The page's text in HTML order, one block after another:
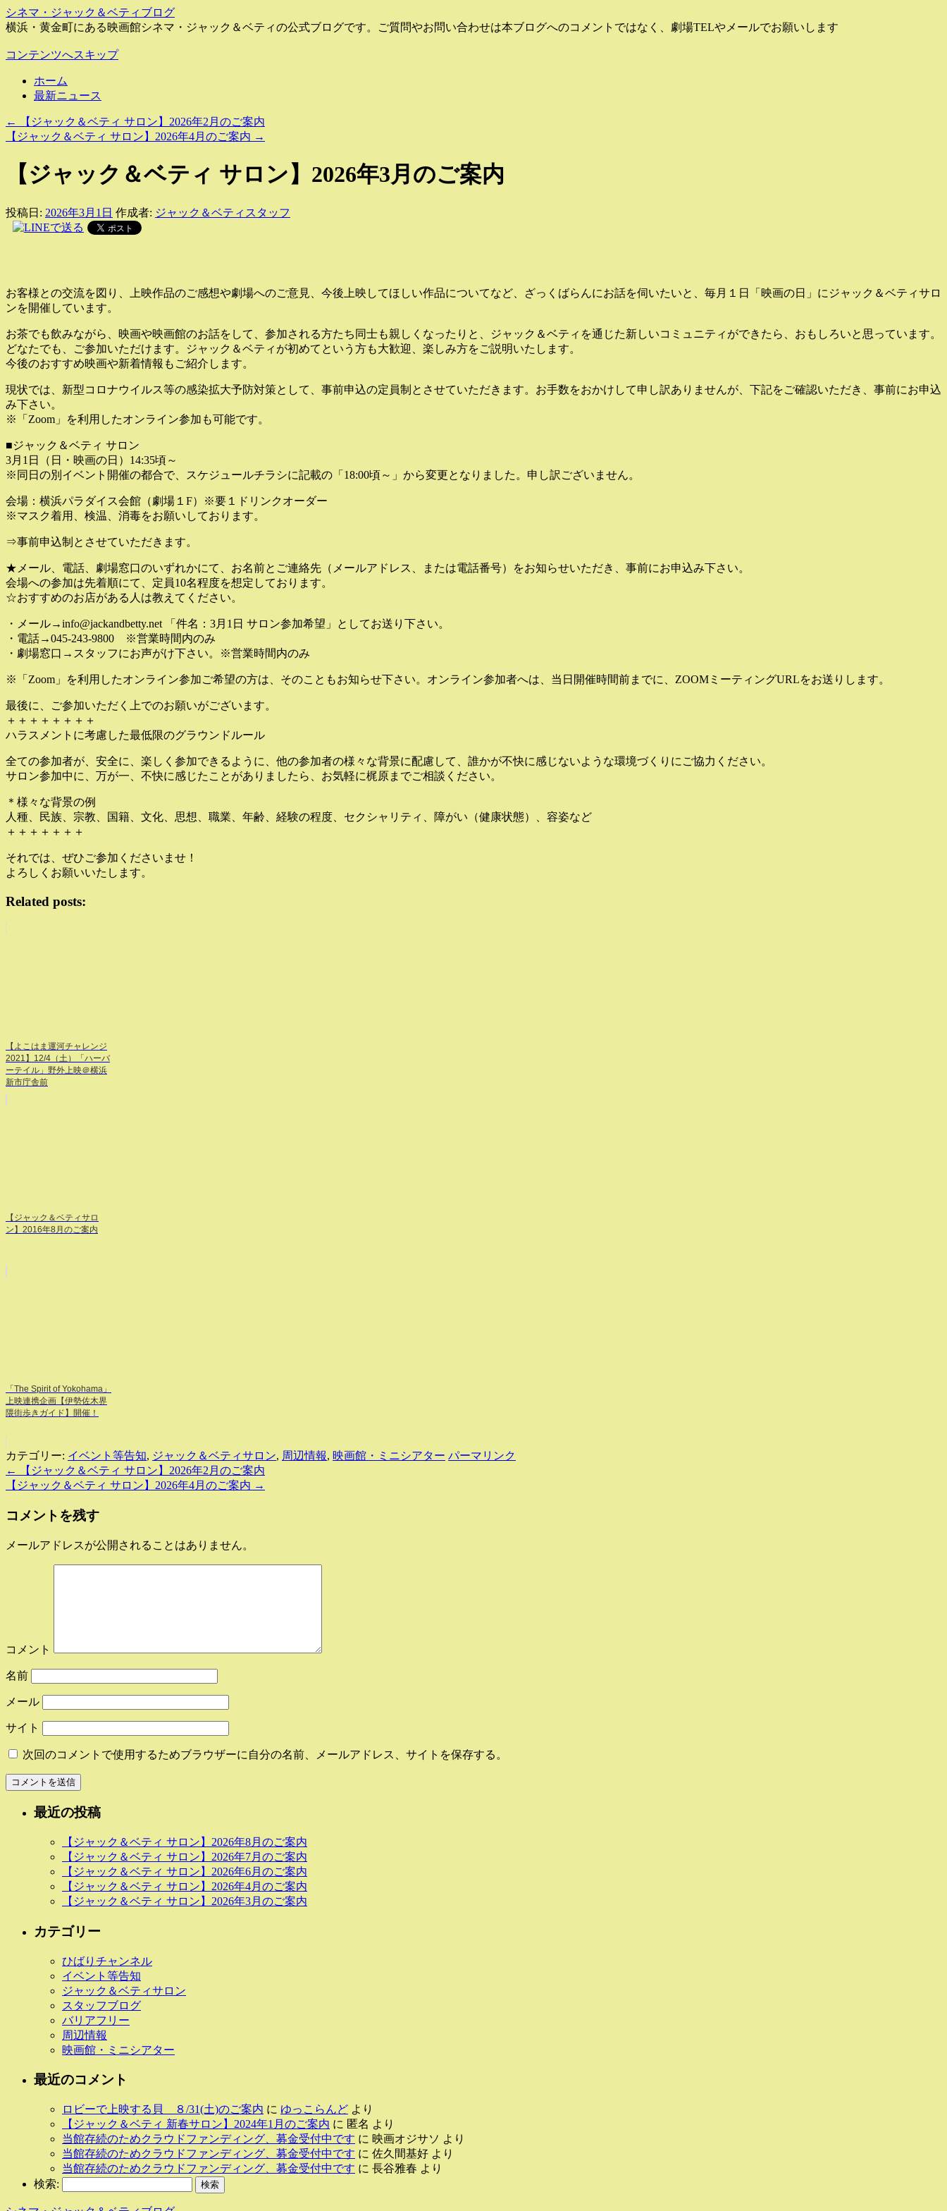
シネマ・ジャック＆ベティブログ
横浜・黄金町にある映画館シネマ・ジャック＆ベティの公式ブログです。ご質問やお問い合わせは本ブログへのコメントではなく、劇場TELやメールでお願いします
コンテンツへスキップ
ホーム
最新ニュース
←
【ジャック＆ベティ サロン】2026年2月のご案内
【ジャック＆ベティ サロン】2026年4月のご案内 →
【ジャック＆ベティ サロン】2026年3月のご案内
投稿日: 2026年3月1日 作成者: ジャック＆ベティスタッフ
お客様との交流を図り、上映作品のご感想や劇場へのご意見、今後上映してほしい作品についてなど、ざっくばらんにお話を伺いたいと、毎月１日「映画の日」にジャック＆ベティサロ
ンを開催しています。
お茶でも飲みながら、映画や映画館のお話をして、参加される方たち同士も親しくなったりと、ジャック＆ベティを通じた新しいコミュニティができたら、おもしろいと思っています。
どなたでも、ご参加いただけます。ジャック＆ベティが初めてという方も大歓迎、楽しみ方をご説明いたします。
今後のおすすめ映画や新着情報もご紹介します。
現状では、新型コロナウイルス等の感染拡大予防対策として、事前申込の定員制とさせていただきます。お手数をおかけして申し訳ありませんが、下記をご確認いただき、事前にお申込
み下さい。
※「Zoom」を利用したオンライン参加も可能です。
■ジャック＆ベティ サロン
3月1日（日・映画の日）14:35頃～
※同日の別イベント開催の都合で、スケジュールチラシに記載の「18:00頃～」から変更となりました。申し訳ございません。
会場：横浜パラダイス会館（劇場１F）※要１ドリンクオーダー
※マスク着用、検温、消毒をお願いしております。
⇒事前申込制とさせていただきます。
★メール、電話、劇場窓口のいずれかにて、お名前とご連絡先（メールアドレス、または電話番号）をお知らせいただき、事前にお申込み下さい。
会場への参加は先着順にて、定員10名程度を想定しております。
☆おすすめのお店がある人は教えてください。
・メール→info@jackandbetty.net 「件名：3月1日 サロン参加希望」としてお送り下さい。
・電話→045-243-9800 ※営業時間内のみ
・劇場窓口→スタッフにお声がけ下さい。※営業時間内のみ
※「Zoom」を利用したオンライン参加ご希望の方は、そのこともお知らせ下さい。オンライン参加者へは、当日開催時間前までに、ZOOMミーティングURLをお送りします。
最後に、ご参加いただく上でのお願いがございます。
＋＋＋＋＋＋＋＋
ハラスメントに考慮した最低限のグラウンドルール
全ての参加者が、安全に、楽しく参加できるように、他の参加者の様々な背景に配慮して、誰かが不快に感じないような環境づくりにご協力ください。
サロン参加中に、万が一、不快に感じたことがありましたら、お気軽に梶原までご相談ください。
＊様々な背景の例
人種、民族、宗教、国籍、文化、思想、職業、年齢、経験の程度、セクシャリティ、障がい（健康状態）、容姿など
＋＋＋＋＋＋＋
それでは、ぜひご参加くださいませ！
よろしくお願いいたします。
Related posts:
【よこはま運河チャレンジ
2021】12/4（土）「ハーバ
ーテイル」野外上映＠横浜
新市庁舎前
【ジャック＆ベティサロ
ン】2016年8月のご案内
「The Spirit of Yokohama」
上映連携企画【伊勢佐木界
隈街歩きガイド】開催！
カテゴリー: イベント等告知, ジャック＆ベティサロン, 周辺情報, 映画館・ミニシアター パーマリンク
←
【ジャック＆ベティ サロン】2026年2月のご案内
【ジャック＆ベティ サロン】2026年4月のご案内 →
コメントを残す
メールアドレスが公開されることはありません。
コメント
名前
メール
サイト
次回のコメントで使用するためブラウザーに自分の名前、メールアドレス、サイトを保存する。
最近の投稿
【ジャック＆ベティ サロン】2026年8月のご案内
【ジャック＆ベティ サロン】2026年7月のご案内
【ジャック＆ベティ サロン】2026年6月のご案内
【ジャック＆ベティ サロン】2026年4月のご案内
【ジャック＆ベティ サロン】2026年3月のご案内
カテゴリー
ひばりチャンネル
イベント等告知
ジャック＆ベティサロン
スタッフブログ
バリアフリー
周辺情報
映画館・ミニシアター
最近のコメント
ロビーで上映する貝 ８/31(土)のご案内 に ゆっこらんど より
【ジャック＆ベティ 新春サロン】2024年1月のご案内 に 匿名 より
当館存続のためクラウドファンディング、募金受付中です に 映画オジサソ より
当館存続のためクラウドファンディング、募金受付中です に 佐久間基好 より
当館存続のためクラウドファンディング、募金受付中です に 長谷雅春 より
検索: